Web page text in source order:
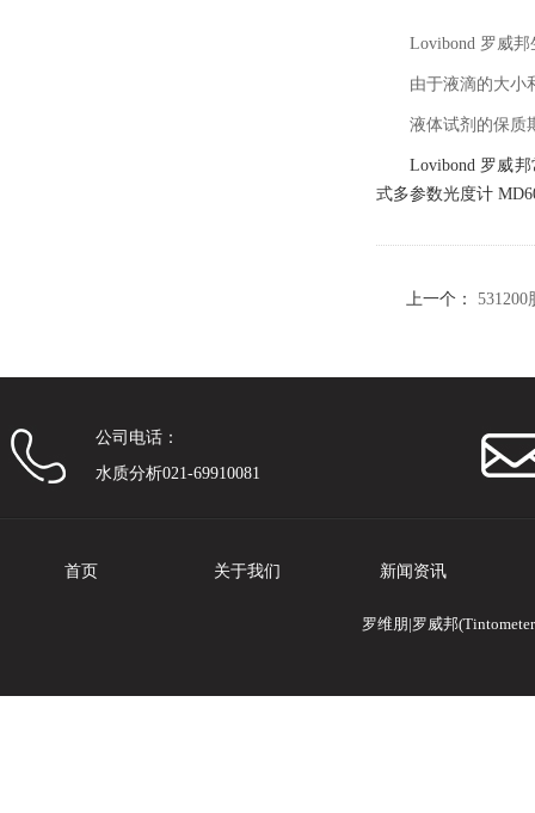
Lovibond 罗威
由于液滴的大小
液体试剂的保质
Lovibond 罗威
式多参数光度计
上一个：
公司电话：
水质分析021-69910081
首页 关于我们 新闻资讯
罗维朋|罗威邦